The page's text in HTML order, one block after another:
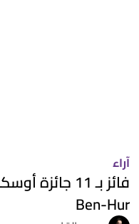
آراء
فائز بـ 11
Ben-Hur